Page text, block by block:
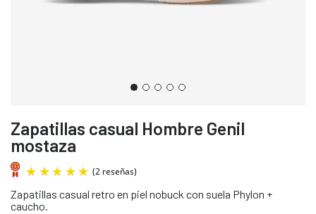
Zapatillas casual Hombre Genil
mostaza
Zapatillas casual retro en piel nobuck con suela Phylon +
caucho.